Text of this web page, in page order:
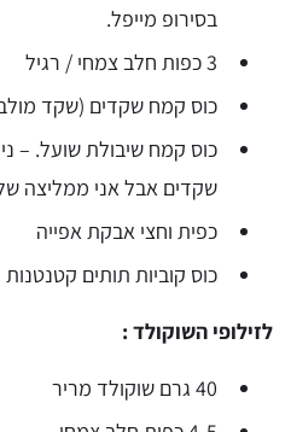
בסירופ מייפל.
3 כפות חלב צמחי / רגיל
כוס קמח שקדים (שקד
כוס קמח שיבולת שועל. –
שקדים אבל אני ממליצה
כפית וחצי אבקת אפייה
כוס קוביות תותים קטנטנות
לזילופי השוקולד :
40 גרם שוקולד מריר